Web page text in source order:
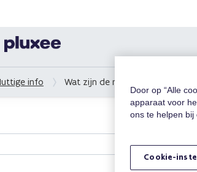
info Wat zijn de nieuwe regels voor
Door op “Alle
apparaat voor
ons te helpen bij
Cookie-